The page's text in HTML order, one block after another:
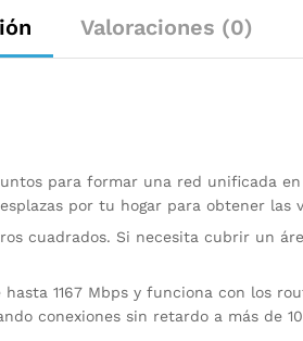
Valoraciones (0)
para formar una red unificada
por tu hogar para obtener las
cuadrados. Si necesita cubrir un
1167 Mbps y funciona con los
conexiones sin retardo a más de